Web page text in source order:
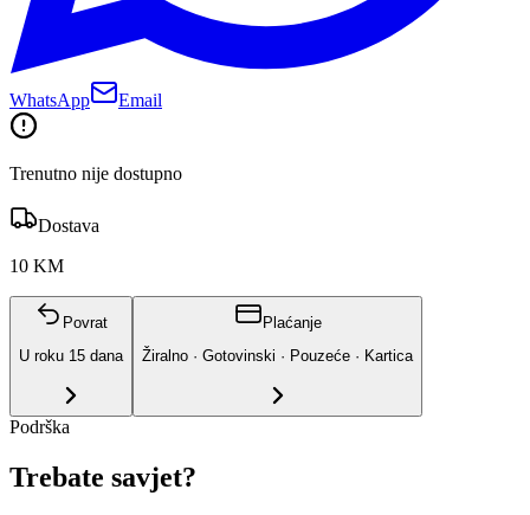
WhatsApp Email
Trenutno nije dostupno
Dostava
10 KM
Povrat
U roku 15 dana
Plaćanje
Žiralno · Gotovinski · Pouzeće · Kartica
Podrška
Trebate savjet?